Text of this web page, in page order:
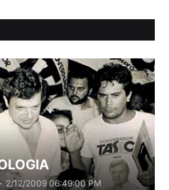
2/12/2009 06:49:00 PM